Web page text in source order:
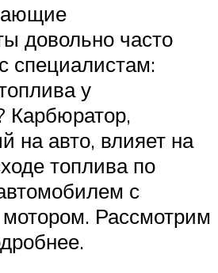
довольно часто
специалистам:
у
Карбюратор,
на авто, влияет на
топлива по
с
Рассмотрим